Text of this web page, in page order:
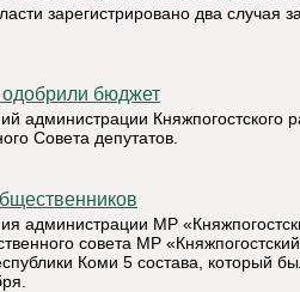
зарегистрировано два случая
одобрили бюджет
администрации Княжпогостского
Совета депутатов.
администрации МР
совета МР
Коми 5 состава, который